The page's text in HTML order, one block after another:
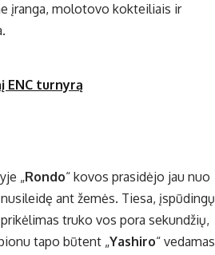
įranga, molotovo kokteiliais ir
ENC turnyrą
„Rondo“ kovos prasidėjo jau nuo
ant žemės. Tiesa, įspūdingų
truko vos pora sekundžių,
tapo būtent „Yashiro“ vedamas